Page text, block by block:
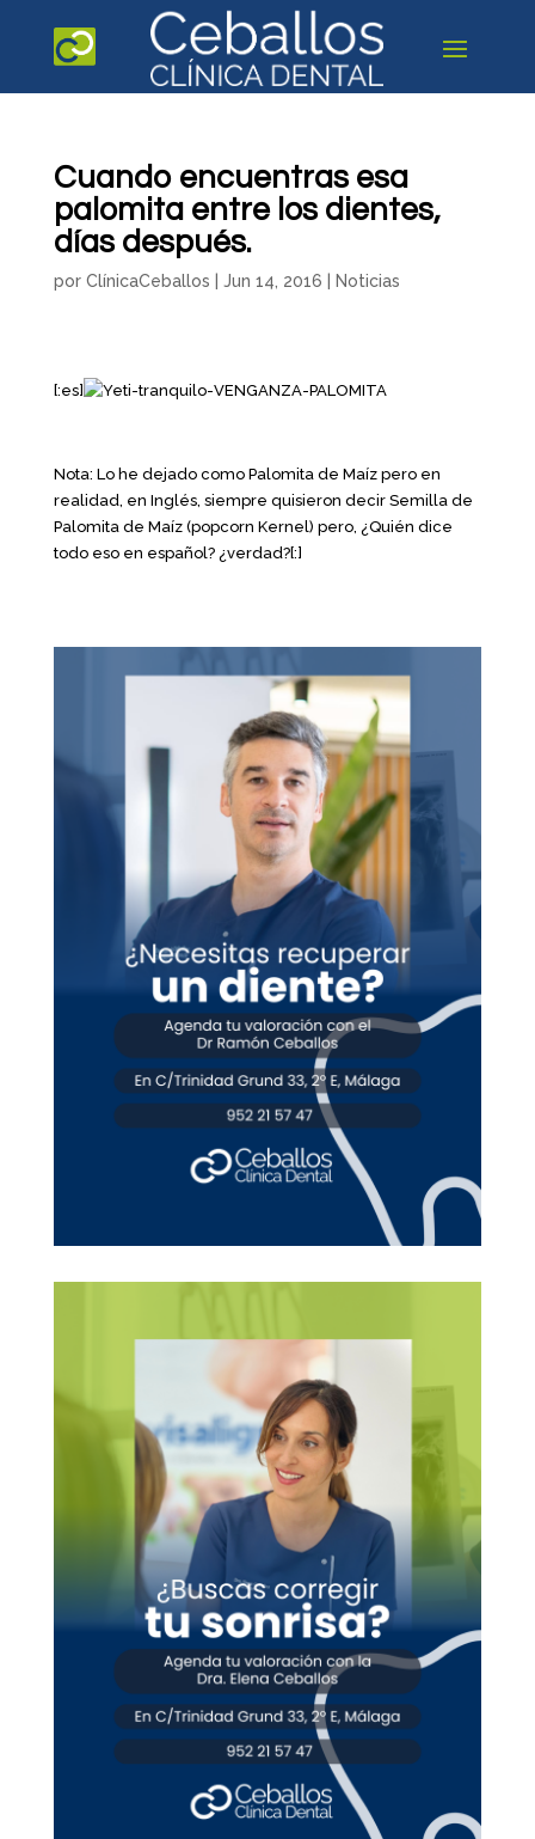
Cuando encuentras esa
palomita entre los dientes,
días después.
por ClínicaCeballos Jun 14, 2016 Noticias
[:es]
Nota: Lo he dejado como Palomita de Maíz pero en
realidad, en Inglés, siempre quisieron decir Semilla de
Palomita de Maíz (popcorn Kernel) pero, ¿Quién dice
todo eso en español? ¿verdad?[:]